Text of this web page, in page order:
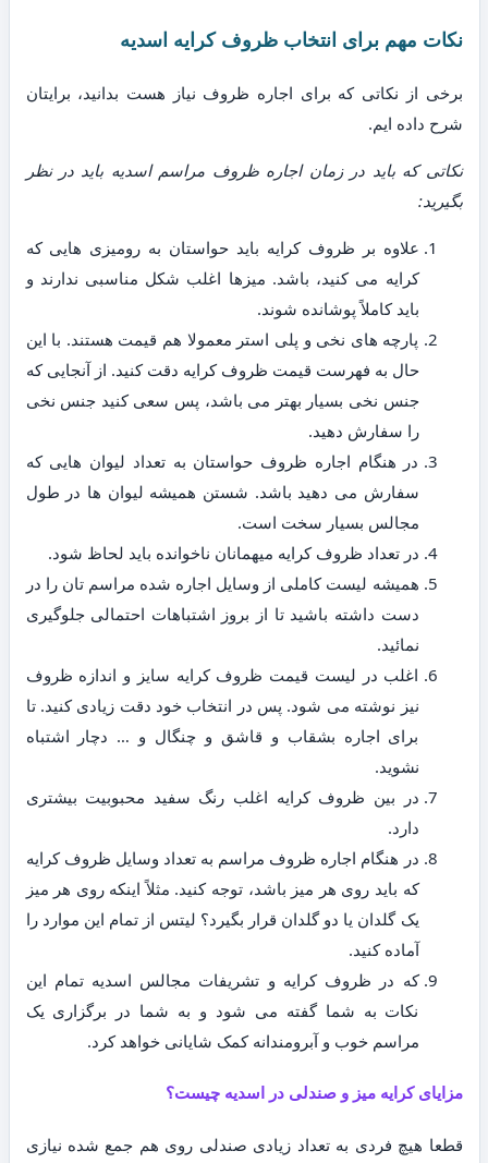
نکات مهم برای انتخاب ظروف کرایه اسدیه
برخی از نکاتی که برای اجاره ظروف نیاز هست بدانید، برایتان
شرح داده ایم.
نکاتی که باید در زمان اجاره ظروف مراسم اسدیه باید در نظر
بگیرید:
علاوه بر ظروف کرایه باید حواستان به رومیزی هایی که
کرایه می کنید، باشد. میزها اغلب شکل مناسبی ندارند و
باید کاملاً پوشانده شوند.
پارچه های نخی و پلی استر معمولا هم قیمت هستند. با این
حال به فهرست قیمت ظروف کرایه دقت کنید. از آنجایی که
جنس نخی بسیار بهتر می باشد، پس سعی کنید جنس نخی
را سفارش دهید.
در هنگام اجاره ظروف حواستان به تعداد لیوان هایی که
سفارش می دهید باشد. شستن همیشه لیوان ها در طول
مجالس بسیار سخت است.
در تعداد ظروف کرایه میهمانان ناخوانده باید لحاظ شود.
همیشه لیست کاملی از وسایل اجاره شده مراسم تان را در
دست داشته باشید تا از بروز اشتباهات احتمالی جلوگیری
نمائید.
اغلب در لیست قیمت ظروف کرایه سایز و اندازه ظروف
نیز نوشته می شود. پس در انتخاب خود دقت زیادی کنید. تا
برای اجاره بشقاب و قاشق و چنگال و … دچار اشتباه
نشوید.
در بین ظروف کرایه اغلب رنگ سفید محبوبیت بیشتری
دارد.
در هنگام اجاره ظروف مراسم به تعداد وسایل ظروف کرایه
که باید روی هر میز باشد، توجه کنید. مثلاً اینکه روی هر میز
یک گلدان یا دو گلدان قرار بگیرد؟ لیتس از تمام این موارد را
آماده کنید.
که در ظروف کرایه و تشریفات مجالس اسدیه تمام این
نکات به شما گفته می شود و به شما در برگزاری یک
مراسم خوب و آبرومندانه کمک شایانی خواهد کرد.
مزایای کرایه میز و صندلی در اسدیه چیست؟
قطعا هیچ فردی به تعداد زیادی صندلی روی هم جمع شده نیازی